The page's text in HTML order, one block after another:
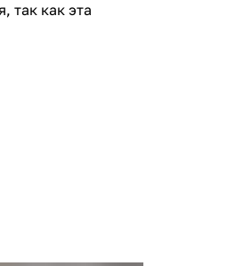
так как эта